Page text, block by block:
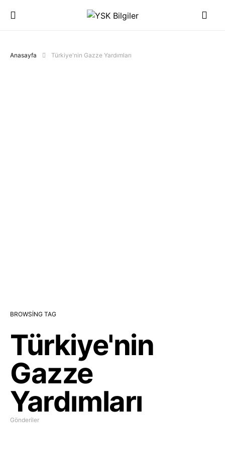
Anasayfa Türkiye'nin Gazze Yardımları
BROWSING TAG
Türkiye'nin
Gazze
Yardımları
Gönderiler